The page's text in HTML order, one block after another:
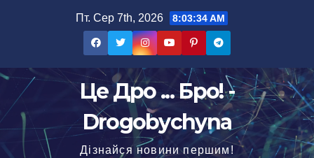
Пт. Сер 7th, 2026 8:03:35 AM
Це Дро ... Бро! -
Drogobychyna
Дізнайся новини першим!